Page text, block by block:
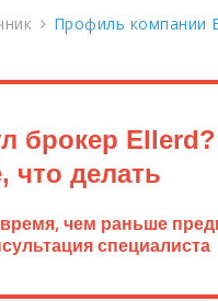
Профиль компании
брокер
что делать
чем раньше
специалиста